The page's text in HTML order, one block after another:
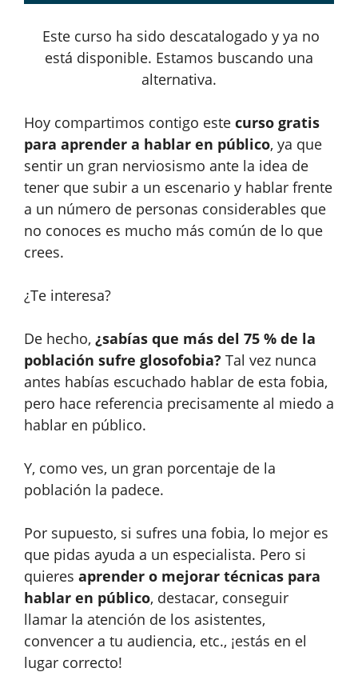
Este curso ha sido descatalogado y ya no
está disponible. Estamos buscando una
alternativa.
Hoy compartimos contigo este curso gratis
para aprender a hablar en público, ya que
sentir un gran nerviosismo ante la idea de
tener que subir a un escenario y hablar frente
a un número de personas considerables que
no conoces es mucho más común de lo que
crees.
¿Te interesa?
De hecho, ¿sabías que más del 75 % de la
población sufre glosofobia? Tal vez nunca
antes habías escuchado hablar de esta fobia,
pero hace referencia precisamente al miedo a
hablar en público.
Y, como ves, un gran porcentaje de la
población la padece.
Por supuesto, si sufres una fobia, lo mejor es
que pidas ayuda a un especialista. Pero si
quieres aprender o mejorar técnicas para
hablar en público, destacar, conseguir
llamar la atención de los asistentes,
convencer a tu audiencia, etc., ¡estás en el
lugar correcto!